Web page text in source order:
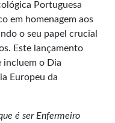
Portuguesa
em homenagem aos
o seu papel crucial
Este lançamento
incluem o Dia
Europeu da
é ser Enfermeiro